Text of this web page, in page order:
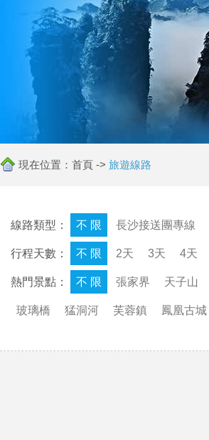
現在位置： 首頁 -> 旅遊線路
線路類型： 不 限 長沙接送團專線
行程天數： 不 限 2天 3天 4天
熱門景點： 不 限 張家界 天子山
玻璃橋 猛洞河 芙蓉鎮 鳳凰古城